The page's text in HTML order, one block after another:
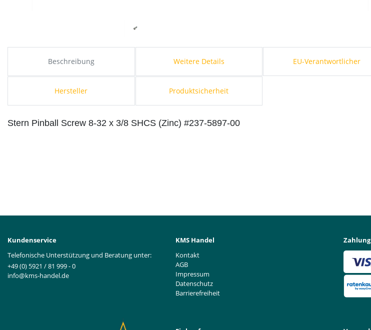
Beschreibung Weitere Details EU-Verantwortlicher
Hersteller Produktsicherheit
Stern Pinball Screw 8-32 x 3/8 SHCS (Zinc) #237-5897-00
Kundenservice
Telefonische Unterstützung und Beratung unter:
+49 (0) 5921 / 81 999 - 0
info@kms-handel.de
KMS Handel
Kontakt
AGB
Impressum
Datenschutz
Barrierefreiheit
Zahlung